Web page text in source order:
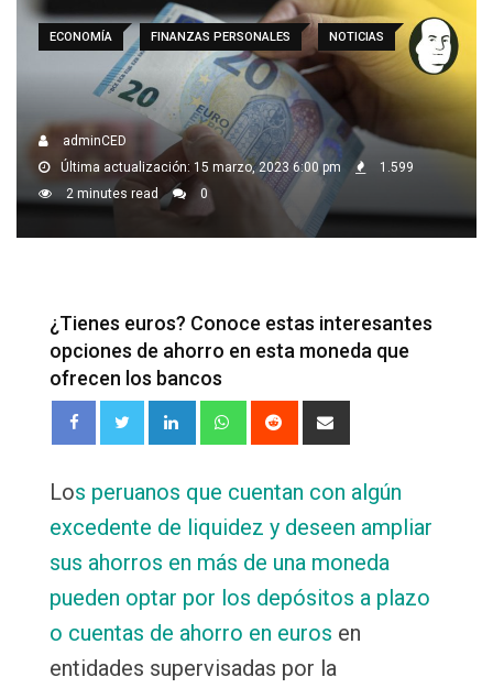
ECONOMÍA FINANZAS PERSONALES NOTICIAS
adminCED
Última actualización: 15 marzo, 2023 6:00 pm
1.599
2 minutes read
0
¿Tienes euros? Conoce estas interesantes
opciones de ahorro en esta moneda que
ofrecen los bancos
LinkedInWhatsapp
Reddit
via
Los peruanos que cuentan con algún
excedente de liquidez y deseen ampliar
sus ahorros en más de una moneda
pueden optar por los depósitos a plazo
o cuentas de ahorro en euros en
entidades supervisadas por la